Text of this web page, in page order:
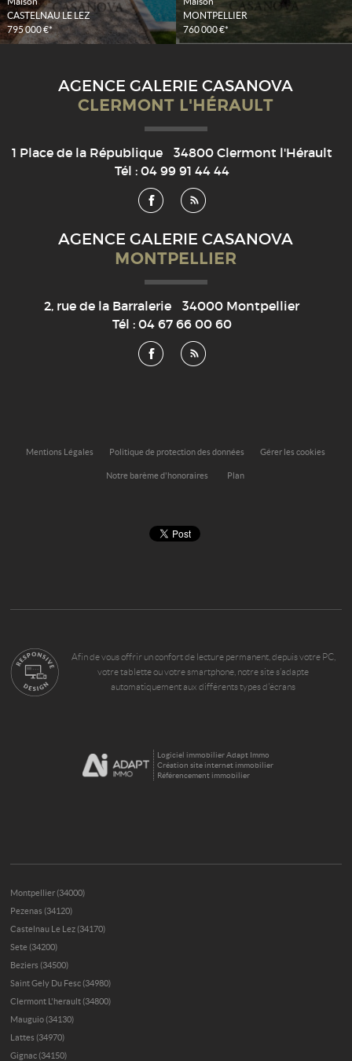
CASTELNAU LE LEZ
795 000 €*
MONTPELLIER
760 000 €*
AGENCE GALERIE CASANOVA
CLERMONT L'HÉRAULT
1 Place de la République 34800 Clermont l'Hérault
Tél : 04 99 91 44 44
AGENCE GALERIE CASANOVA
MONTPELLIER
2, rue de la Barralerie 34000 Montpellier
Tél : 04 67 66 00 60
Mentions Légales Politique de protection des données Gérer les cookies
Notre barème d'honoraires Plan
Afin de vous offrir un confort de lecture permanent, depuis votre PC,
votre tablette ou votre smartphone, notre site s’adapte
automatiquement aux différents types d'écrans
Logiciel immobilier Adapt Immo
Création site internet immobilier
Référencement immobilier
Montpellier (34000)
Pezenas (34120)
Castelnau Le Lez (34170)
Sete (34200)
Beziers (34500)
Saint Gely Du Fesc (34980)
Clermont L'herault (34800)
Mauguio (34130)
Lattes (34970)
Gignac (34150)